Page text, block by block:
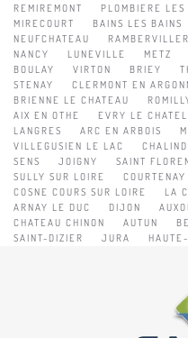
REMIREMONT
PLOMBIERE LES
MIRECOURT
BAINS LES BAINS
NEUFCHATEAU
NANCY
LUNEVILLE METZ
BOULAY
VIRTON BRIEY
STENAY
CLERMONT EN
BRIENNE LE CHATEAU
AIX EN OTHE
EVRY LE CHATEL
LANGRES
ARC EN ARBOIS
VILLEGUSIEN LE LAC
SENS
JOIGNY SAINT
SULLY SUR LOIRE
COURTENAY
COSNE COURS SUR LOIRE
LA
ARNAY LE DUC
DIJON
CHATEAU CHINON
AUTUN
SAINT-DIZIER
JURA